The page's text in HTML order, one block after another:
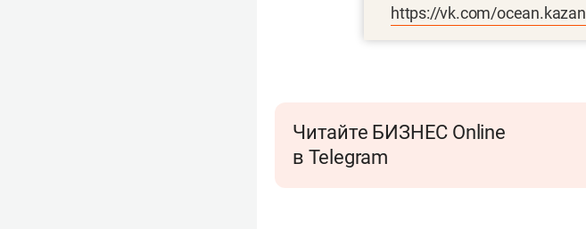
https://vk.com/ocean.kazan
Читайте БИЗНЕС Online
в Telegram